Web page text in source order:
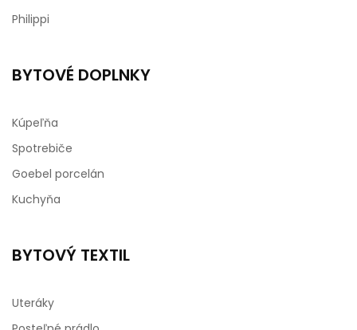
Philippi
BYTOVÉ DOPLNKY
Kúpeľňa
Spotrebiče
Goebel porcelán
Kuchyňa
BYTOVÝ TEXTIL
Uteráky